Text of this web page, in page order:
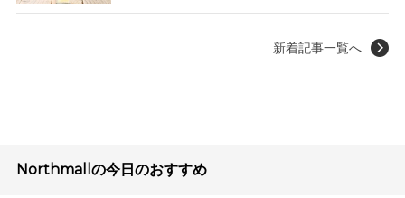
新着記事一覧へ
Northmallの今日のおすすめ